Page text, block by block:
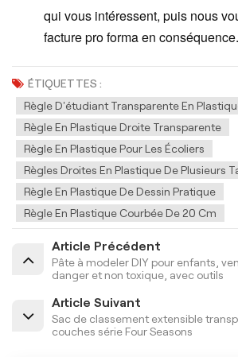
qui vous intéressent, puis nous
facture pro forma en conséquence.
ÉTIQUETTES :
Règle D'étudiant Transparente En
Règle En Plastique Droite Transparente
Règle En Plastique Pour Les Écoliers
Règles Droites En Plastique De Plusieurs
Règle En Plastique De Dessin Pratique
Règle En Plastique Courbée De 20 Cm
Article Précédent
Pâte à modeler DIY pour enfants,
danger et non toxique, avec outils
Article Suivant
Sac de classement extensible
couches série Four Seasons